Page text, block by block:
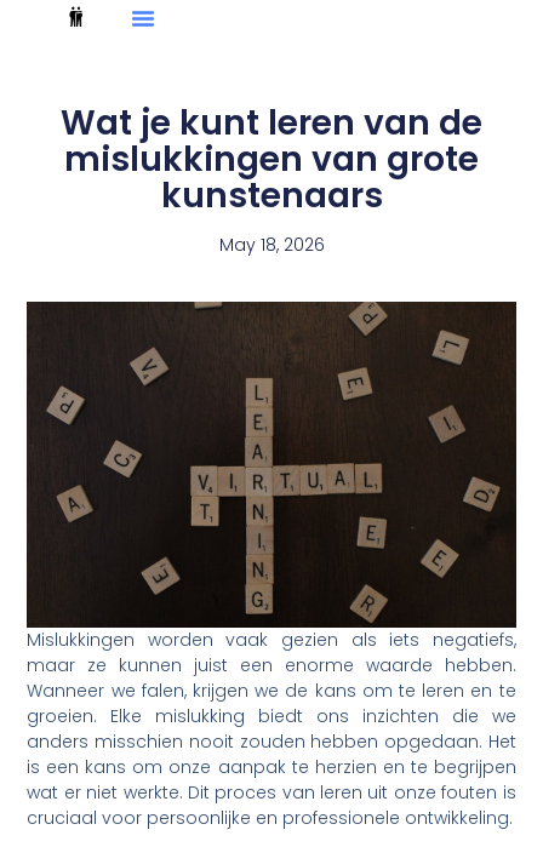
Wat je kunt leren van de
mislukkingen van grote
kunstenaars
May 18, 2026
Mislukkingen worden vaak gezien als iets negatiefs,
maar ze kunnen juist een enorme waarde hebben.
Wanneer we falen, krijgen we de kans om te leren en te
groeien. Elke mislukking biedt ons inzichten die we
anders misschien nooit zouden hebben opgedaan. Het
is een kans om onze aanpak te herzien en te begrijpen
wat er niet werkte. Dit proces van leren uit onze fouten is
cruciaal voor persoonlijke en professionele ontwikkeling.